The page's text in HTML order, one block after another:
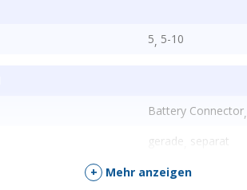
5, 5-10
Battery Connector,
gerade separat
+ Mehr anzeigen